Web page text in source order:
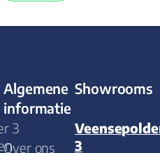
3
Algemene
informatie
Over ons
Showrooms
3